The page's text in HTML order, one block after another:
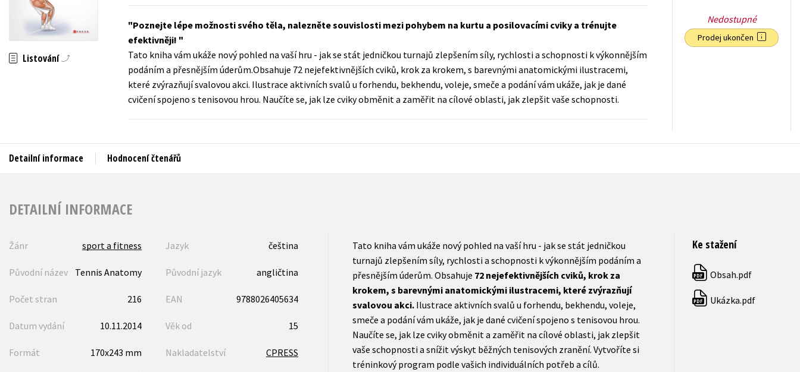
Auto - moto
Beletrie pro děti
Jazyky
Kalendáře
Kariéra a osobní rozvoj
Komiks
Populárně - naučná pro dospělé
Populárně - naučné pro děti
Předškoláci
Příroda a zahrada
Young adult (SK)
Zdraví a životní styl
Listování
Poznejte lépe možnosti svého těla, nalezněte souvislosti mezi pohybem na kurtu a posilovacími cviky a trénujte
efektivněji!
Tato kniha vám ukáže nový pohled na vaší hru - jak se stát jedničkou turnajů zlepšením síly, rychlosti a schopnosti k výkonnějším
podáním a přesnějším úderům.Obsahuje 72 nejefektivnějších cviků, krok za krokem, s barevnými anatomickými ilustracemi,
které zvýrazňují svalovou akci. Ilustrace aktivních svalů u forhendu, bekhendu, voleje, smeče a podání vám ukáže, jak je dané
cvičení spojeno s tenisovou hrou. Naučíte se, jak lze cviky obměnit a zaměřit na cílové oblasti, jak zlepšit vaše schopnosti.
Nedostupné
Prodej ukončen
Detailní informace Hodnocení čtenářů
DETAILNÍ INFORMACE
Žánr sport a fitness Jazyk čeština
Původní název Tennis Anatomy Původní jazyk angličtina
Počet stran 216 EAN 9788026405634
Datum vydání 10.11.2014 Věk od 15
Formát 170x243 mm Nakladatelství CPRESS
Tato kniha vám ukáže nový pohled na vaší hru - jak se stát jedničkou
turnajů zlepšením síly, rychlosti a schopnosti k výkonnějším podáním a
přesnějším úderům. Obsahuje 72 nejefektivnějších cviků, krok za
krokem, s barevnými anatomickými ilustracemi, které zvýrazňují
svalovou akci.Ilustrace aktivních svalů u forhendu, bekhendu, voleje,
smeče a podání vám ukáže, jak je dané cvičení spojeno s tenisovou hrou.
Naučíte se, jak lze cviky obměnit a zaměřit na cílové oblasti, jak zlepšit
vaše schopnosti a snížit výskyt běžných tenisových zranění. Vytvoříte si
tréninkový program podle vašich individuálních potřeb a cílů.
Ke stažení
PDF Obsah.pdf
PDF Ukázka.pdf